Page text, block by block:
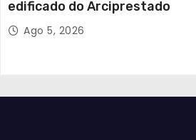
edificado do Arciprestado
Ago 5, 2026